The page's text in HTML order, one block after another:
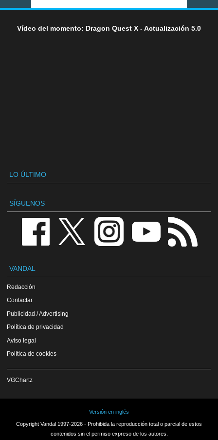
Vídeo del momento: Dragon Quest X - Actualización 5.0
LO ÚLTIMO
SÍGUENOS
VANDAL
Redacción
Contactar
Publicidad / Advertising
Política de privacidad
Aviso legal
Política de cookies
VGChartz
Versión en inglés
Copyright Vandal 1997-2026 - Prohibida la reproducción total o parcial de estos
contenidos sin el permiso expreso de los autores.